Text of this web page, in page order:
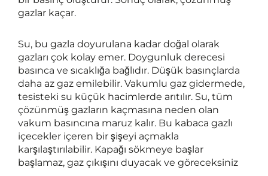
gazlar kaçar.
Su, bu gazla doyurulana kadar doğal olarak
gazları çok kolay emer. Doygunluk derecesi
basınca ve sıcaklığa bağlıdır. Düşük basınçlarda
daha az gaz emilebilir. Vakumlu gaz gidermede,
tesisteki su küçük hacimlerde arıtılır. Su, tüm
çözünmüş gazların kaçmasına neden olan
vakum basıncına maruz kalır. Bu kabaca gazlı
içecekler içeren bir şişeyi açmakla
karşılaştırılabilir. Kapağı sökmeye başlar
başlamaz, gaz çıkışını duyacak ve göreceksiniz